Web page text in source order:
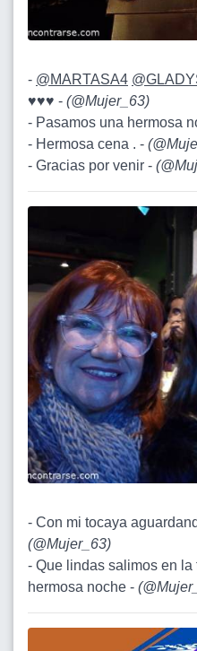
- @MARTASA4
♥️♥️♥️ - (@Mujer_63)
- Pasamos una hermosa
- Hermosa cena . - (
- Gracias por venir - (
- Con mi tocaya
(@Mujer_63)
- Que lindas salimos en
hermosa noche - (